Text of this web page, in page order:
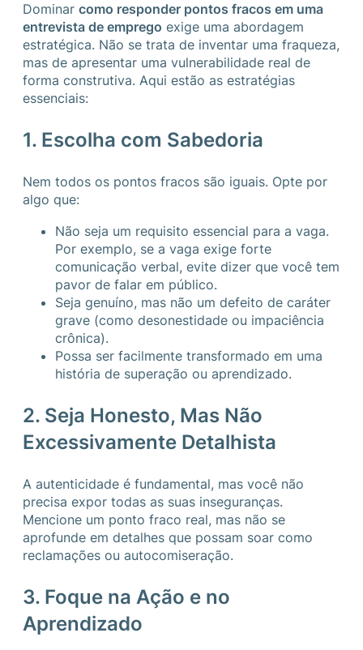
Dominar como responder pontos fracos em uma
entrevista de emprego exige uma abordagem
estratégica. Não se trata de inventar uma fraqueza,
mas de apresentar uma vulnerabilidade real de
forma construtiva. Aqui estão as estratégias
essenciais:
1. Escolha com Sabedoria
Nem todos os pontos fracos são iguais. Opte por
algo que:
Não seja um requisito essencial para a vaga.
Por exemplo, se a vaga exige forte
comunicação verbal, evite dizer que você tem
pavor de falar em público.
Seja genuíno, mas não um defeito de caráter
grave (como desonestidade ou impaciência
crônica).
Possa ser facilmente transformado em uma
história de superação ou aprendizado.
2. Seja Honesto, Mas Não
Excessivamente Detalhista
A autenticidade é fundamental, mas você não
precisa expor todas as suas inseguranças.
Mencione um ponto fraco real, mas não se
aprofunde em detalhes que possam soar como
reclamações ou autocomiseração.
3. Foque na Ação e no
Aprendizado